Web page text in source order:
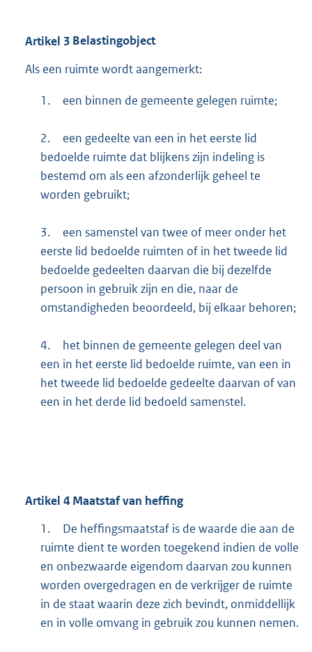
Artikel 3 Belastingobject
Als een ruimte wordt aangemerkt:
1. een binnen de gemeente gelegen ruimte;
2.
een gedeelte van een in het eerste lid
bedoelde ruimte dat blijkens zijn indeling is
bestemd om als een afzonderlijk geheel te
worden gebruikt;
3.
een samenstel van twee of meer onder het
eerste lid bedoelde ruimten of in het tweede lid
bedoelde gedeelten daarvan die bij dezelfde
persoon in gebruik zijn en die, naar de
omstandigheden beoordeeld, bij elkaar behoren;
4.
het binnen de gemeente gelegen deel van
een in het eerste lid bedoelde ruimte, van een in
het tweede lid bedoelde gedeelte daarvan of van
een in het derde lid bedoeld samenstel.
Artikel 4 Maatstaf van heffing
1.
De heffingsmaatstaf is de waarde die aan de
ruimte dient te worden toegekend indien de volle
en onbezwaarde eigendom daarvan zou kunnen
worden overgedragen en de verkrijger de ruimte
in de staat waarin deze zich bevindt, onmiddellijk
en in volle omvang in gebruik zou kunnen nemen.